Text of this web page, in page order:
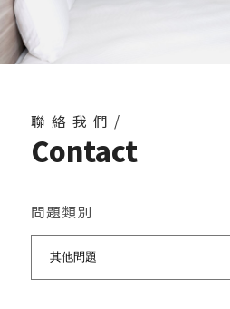
聯絡我們/
Contact
問題類別